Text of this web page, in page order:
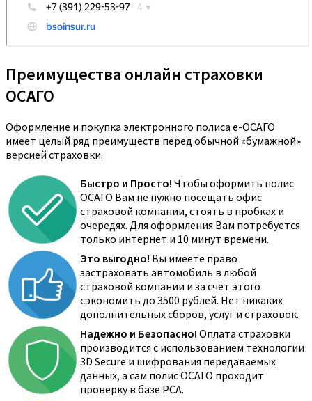
Преимущества онлайн страховки
ОСАГО
Оформление и покупка электронного полиса е-ОСАГО
имеет целый ряд преимуществ перед обычной «бумажной»
версией страховки.
Быстро и Просто! Чтобы оформить полис
ОСАГО Вам не нужно посещать офис
страховой компании, стоять в пробках и
очередях. Для оформления Вам потребуется
только интернет и 10 минут времени.
Это выгодно! Вы имеете право
застраховать автомобиль в любой
страховой компании и за счёт этого
сэкономить до 3500 рублей. Нет никаких
дополнительных сборов, услуг и страховок.
Надежно и Безопасно! Оплата страховки
производится с использованием технологии
3D Secure и шифрования передаваемых
данных, а сам полис ОСАГО проходит
проверку в базе РСА.